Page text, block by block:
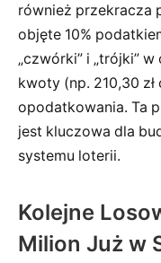
również przekracza
objęte 10%
„czwórki” i „trójki”
kwoty (np. 210,30 zł
opodatkowania. Ta
jest kluczowa dla
systemu loterii.
Kolejne
Milion Już w